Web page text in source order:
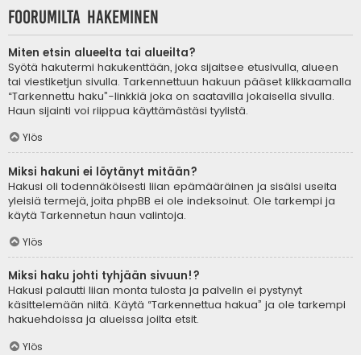
Foorumilta hakeminen
Miten etsin alueelta tai alueilta?
Syötä hakutermi hakukenttään, joka sijaitsee etusivulla, alueen
tai viestiketjun sivulla. Tarkennettuun hakuun pääset klikkaamalla
“Tarkennettu haku”-linkkiä joka on saatavilla jokaisella sivulla.
Haun sijainti voi riippua käyttämästäsi tyylistä.
Ylös
Miksi hakuni ei löytänyt mitään?
Hakusi oli todennäköisesti liian epämääräinen ja sisälsi useita
yleisiä termejä, joita phpBB ei ole indeksoinut. Ole tarkempi ja
käytä Tarkennetun haun valintoja.
Ylös
Miksi haku johti tyhjään sivuun!?
Hakusi palautti liian monta tulosta ja palvelin ei pystynyt
käsittelemään niitä. Käytä “Tarkennettua hakua” ja ole tarkempi
hakuehdoissa ja alueissa joilta etsit.
Ylös